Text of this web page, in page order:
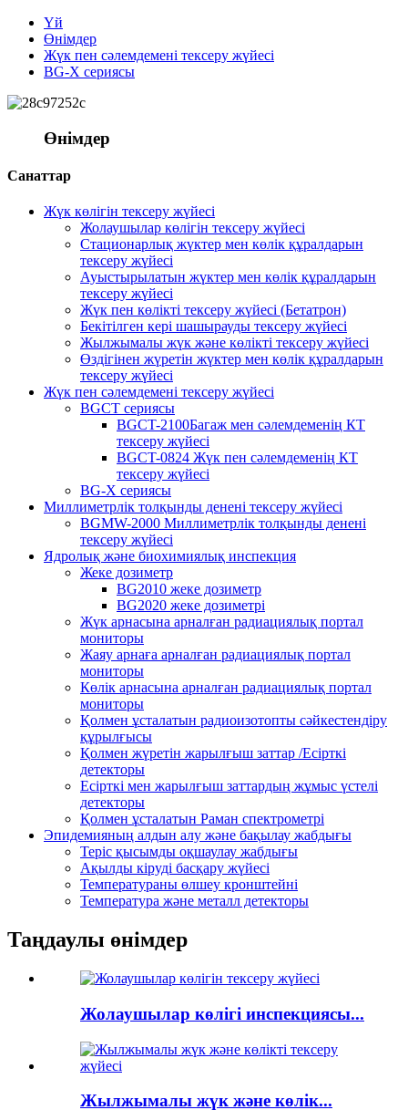
Үй
Өнімдер
Жүк пен сәлемдемені тексеру жүйесі
BG-X сериясы
Өнімдер
Санаттар
Жүк көлігін тексеру жүйесі
Жолаушылар көлігін тексеру жүйесі
Стационарлық жүктер мен көлік құралдарын
тексеру жүйесі
Ауыстырылатын жүктер мен көлік құралдарын
тексеру жүйесі
Жүк пен көлікті тексеру жүйесі (Бетатрон)
Бекітілген кері шашырауды тексеру жүйесі
Жылжымалы жүк және көлікті тексеру жүйесі
Өздігінен жүретін жүктер мен көлік құралдарын
тексеру жүйесі
Жүк пен сәлемдемені тексеру жүйесі
BGCT сериясы
BGCT-2100Багаж мен сәлемдеменің КТ
тексеру жүйесі
BGCT-0824 Жүк пен сәлемдеменің КТ
тексеру жүйесі
BG-X сериясы
Миллиметрлік толқынды денені тексеру жүйесі
BGMW-2000 Миллиметрлік толқынды денені
тексеру жүйесі
Ядролық және биохимиялық инспекция
Жеке дозиметр
BG2010 жеке дозиметр
BG2020 жеке дозиметрі
Жүк арнасына арналған радиациялық портал
мониторы
Жаяу арнаға арналған радиациялық портал
мониторы
Көлік арнасына арналған радиациялық портал
мониторы
Қолмен ұсталатын радиоизотопты сәйкестендіру
құрылғысы
Қолмен жүретін жарылғыш заттар /Есірткі
детекторы
Есірткі мен жарылғыш заттардың жұмыс үстелі
детекторы
Қолмен ұсталатын Раман спектрометрі
Эпидемияның алдын алу және бақылау жабдығы
Теріс қысымды оқшаулау жабдығы
Ақылды кіруді басқару жүйесі
Температураны өлшеу кронштейні
Температура және металл детекторы
Таңдаулы өнімдер
Жолаушылар көлігі инспекциясы...
Жылжымалы жүк және көлік...